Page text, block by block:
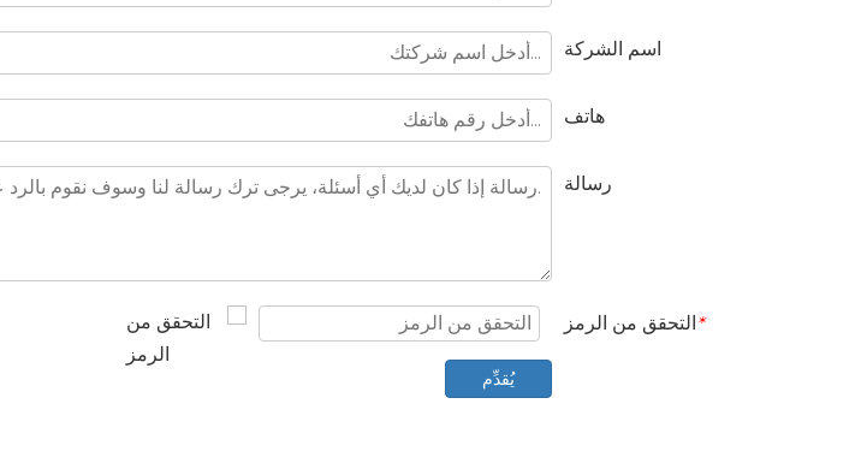
اسم الشركة
هاتف
رسالة
*التحقق من الرمز
يُقدِّم